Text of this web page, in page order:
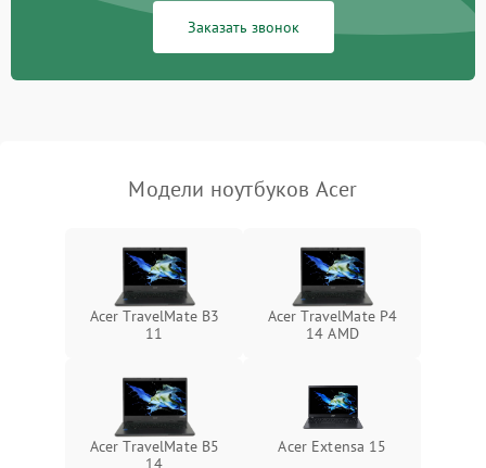
неисправности кулера
пропадание диска
оперативной памяти:
вылеты приложений,
синие экраны
Подробнее →
Проблемы Wi‑Fi или
Заказать звонок
Модели ноутбуков Acer
Acer TravelMate B3
11
Acer TravelMate P4
14 AMD
Acer TravelMate B5
14
Acer Extensa 15